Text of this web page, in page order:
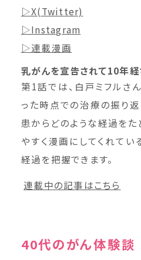
▷X(Twitter)
▷Instagram
▷連載漫画
乳がんを宣告されて10年経
第1話では、白戸ミフルさ
った時点での治療の振り返
患からどのような経過をた
やすく漫画にしてくれてい
経過を把握できます。
連載中の記事はこちら
40代のがん体験談